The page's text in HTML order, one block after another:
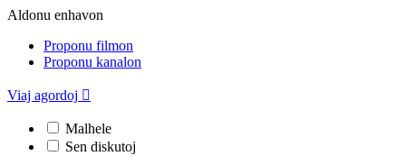
Aldonu enhavon
Proponu filmon
Proponu kanalon
Viaj agordoj 
Malhele
Sen diskutoj